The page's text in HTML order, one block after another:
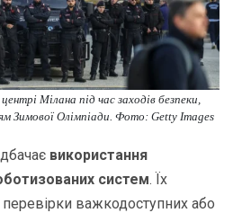
Мілана під час заходів безпеки,
Зимової Олімпіади. Фото: Getty Images
використання
систем. Їх
важкодоступних або